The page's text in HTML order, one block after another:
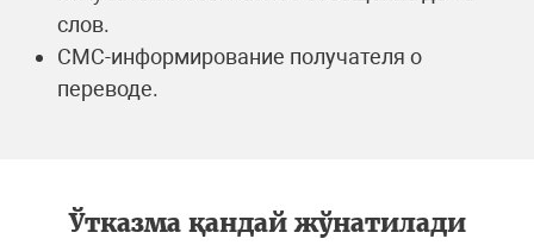
слов.
СМС-информирование получателя о
переводе.
Ўтказма қандай жўнатилади